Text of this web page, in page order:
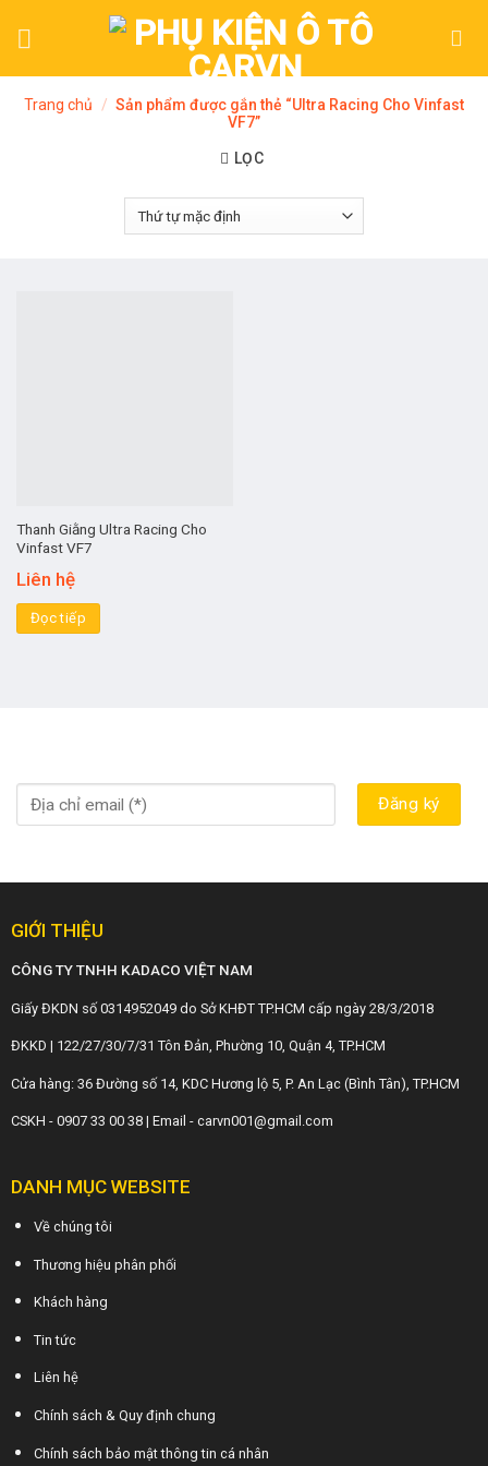
Trang chủ / Sản phẩm được gắn thẻ “Ultra Racing Cho Vinfast
VF7”
LỌC
Thanh Giằng Ultra Racing Cho
Vinfast VF7
Liên hệ
Đọc tiếp
GIỚI THIỆU
CÔNG TY TNHH KADACO VIỆT NAM
Giấy ĐKDN số 0314952049 do Sở KHĐT TP.HCM cấp ngày 28/3/2018
ĐKKD | 122/27/30/7/31 Tôn Đản, Phường 10, Quận 4, TP.HCM
Cửa hàng: 36 Đường số 14, KDC Hương lộ 5, P. An Lạc (Bình Tân), TP.HCM
CSKH - 0907 33 00 38 | Email - carvn001@gmail.com
DANH MỤC WEBSITE
Về chúng tôi
Thương hiệu phân phối
Khách hàng
Tin tức
Liên hệ
Chính sách & Quy định chung
Chính sách bảo mật thông tin cá nhân